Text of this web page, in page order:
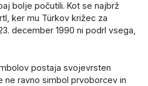
bolje počutili. Kot se najbrž
ker mu Türkov križec za
december 1990 ni podrl vsega,
postaja svojevrsten
ne ravno simbol prvoborcev in